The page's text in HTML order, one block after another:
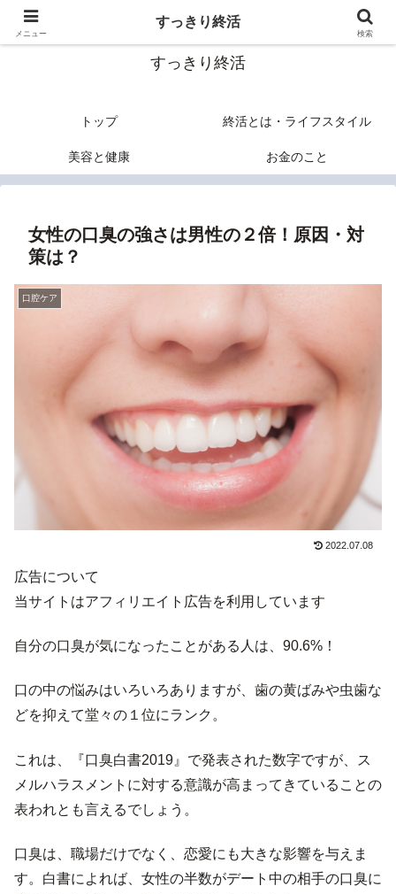
終活のヒントあれこれ
すっきり終活
トップ 終活とは・ライフスタイル
美容と健康 お金のこと
女性の口臭の強さは男性の２倍！原因・対
策は？
口腔ケア
2022.07.08
広告について
当サイトはアフィリエイト広告を利用しています
自分の口臭が気になったことがある人は、90.6%！
口の中の悩みはいろいろありますが、歯の黄ばみや虫歯な
どを抑えて堂々の１位にランク。
これは、『口臭白書2019』で発表された数字ですが、ス
メルハラスメントに対する意識が高まってきていることの
表われとも言えるでしょう。
口臭は、職場だけでなく、恋愛にも大きな影響を与えま
す。白書によれば、女性の半数がデート中の相手の口臭に
メニュー
すっきり終活
検索